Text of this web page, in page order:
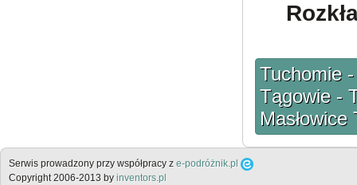
Tuchomie
Tągowie -
Serwis prowadzony przy współpracy z e-podróżnik.pl
Copyright 2006-2013 by inventors.pl